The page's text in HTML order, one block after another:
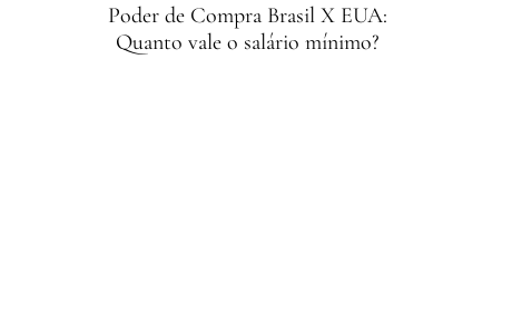
Poder de Compra Brasil X EUA:
Quanto vale o salário mínimo?